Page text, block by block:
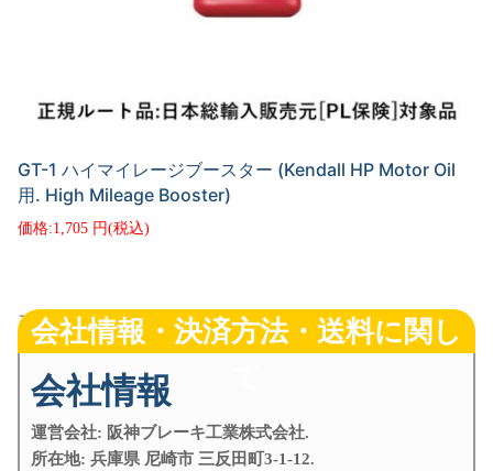
GT-1 ハイマイレージブースター (Kendall HP Motor Oil
用. High Mileage Booster)
1,705
フッター・メイン
会社情報
運営会社: 阪神ブレーキ工業株式会社.
所在地: 兵庫県 尼崎市 三反田町3-1-12.